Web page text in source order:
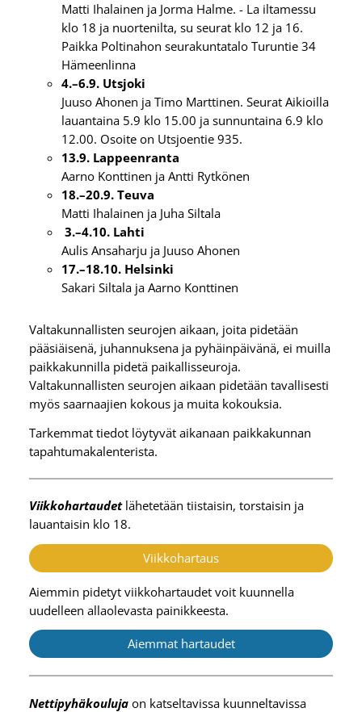
Matti Ihalainen ja Jorma Halme. - La iltamessu
klo 18 ja nuortenilta, su seurat klo 12 ja 16.
Paikka Poltinahon seurakuntatalo Turuntie 34
Hämeenlinna
4.–6.9. Utsjoki
Juuso Ahonen ja Timo Marttinen. Seurat Aikioilla
lauantaina 5.9 klo 15.00 ja sunnuntaina 6.9 klo
12.00. Osoite on Utsjoentie 935.
13.9. Lappeenranta
Aarno Konttinen ja Antti Rytkönen
18.–20.9. Teuva
Matti Ihalainen ja Juha Siltala
3.–4.10. Lahti
Aulis Ansaharju ja Juuso Ahonen
17.–18.10. Helsinki
Sakari Siltala ja Aarno Konttinen
Valtakunnallisten seurojen aikaan, joita pidetään
pääsiäisenä, juhannuksena ja pyhäinpäivänä, ei muilla
paikkakunnilla pidetä paikallisseuroja.
Valtakunnallisten seurojen aikaan pidetään tavallisesti
myös saarnaajien kokous ja muita kokouksia.
Tarkemmat tiedot löytyvät aikanaan paikkakunnan
tapahtumakalenterista.
Viikkohartaudet lähetetään tiistaisin, torstaisin ja
lauantaisin klo 18.
Viikkohartaus
Aiemmin pidetyt viikkohartaudet voit kuunnella
uudelleen allaolevasta painikkeesta.
Aiemmat hartaudet
Nettipyhäkoulujaon katseltavissa kuunneltavissa